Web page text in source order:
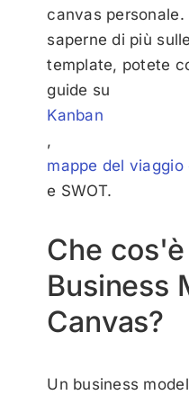
canvas
saperne di più
template, potete
guide su
Kanban
,
mappe del viaggio
e SWOT.
Che
Business
Canvas?
Un business